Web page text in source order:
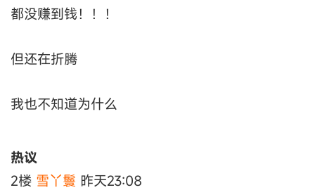
都没赚到钱！！！
但还在折腾
我也不知道为什么
热议
2楼 雪丫鬟 昨天23:08